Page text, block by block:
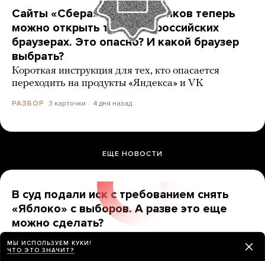
Сайты «Сбера» и других банков теперь
можно открыть только в российских
браузерах. Это опасно? И какой браузер
выбрать?
Короткая инструкция для тех, кто опасается
переходить на продукты «Яндекса» и VK
РАЗБОР 3 карточки 4 дня назад
ЕЩЕ НОВОСТИ
В суд подали иск с требованием снять
«Яблоко» с выборов. А разве это еще
можно сделать?
точно допустили?
МЫ ИСПОЛЬЗУЕМ КУКИ!
ЧТО ЭТО ЗНАЧИТ?